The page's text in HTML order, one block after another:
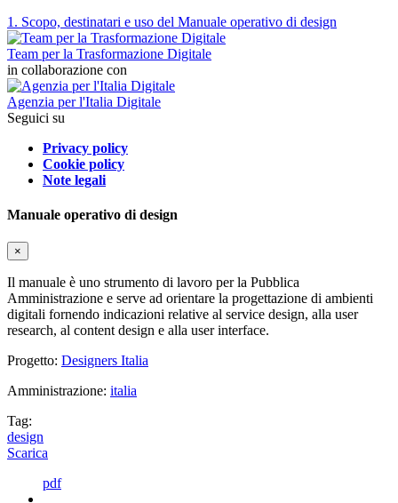
1. Scopo, destinatari e uso del Manuale operativo di design
Team per la Trasformazione Digitale
in collaborazione con
Agenzia per l'Italia Digitale
Seguici su
Privacy policy
Cookie policy
Note legali
Manuale operativo di design
×
Il manuale è uno strumento di lavoro per la Pubblica
Amministrazione e serve ad orientare la progettazione di ambienti
digitali fornendo indicazioni relative al service design, alla user
research, al content design e alla user interface.
Progetto: Designers Italia
Amministrazione: italia
Tag:
design
Scarica
pdf